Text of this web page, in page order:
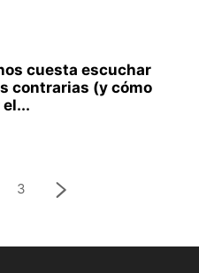
cuesta escuchar
contrarias (y cómo
3